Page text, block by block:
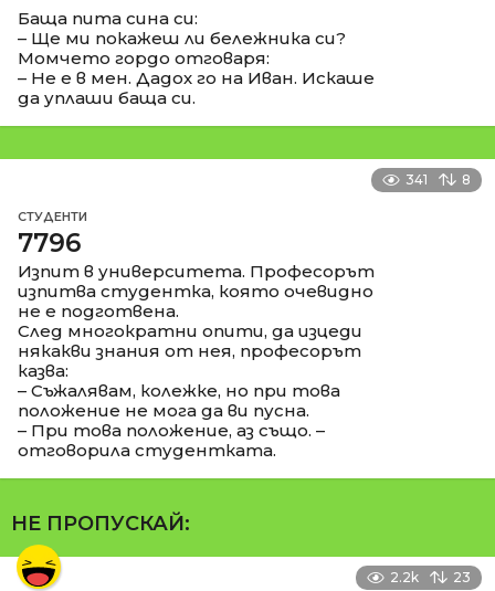
Баща пита сина си:
– Ще ми покажеш ли бележника си?
Момчето гордо отговаря:
– Не е в мен. Дадох го на Иван. Искаше
да уплаши баща си.
341 8
СТУДЕНТИ
7796
Изпит в университета. Професорът
изпитва студентка, която очевидно
не е подготвена.
След многократни опити, да изцеди
някакви знания от нея, професорът
казва:
– Съжалявам, колежке, но при това
положение не мога да ви пусна.
– При това положение, аз също. –
отговорила студентката.
НЕ ПРОПУСКАЙ:
2.2k 23